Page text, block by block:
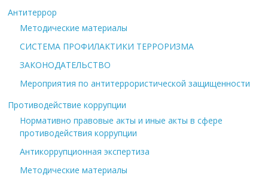
Антитеррор
Методические материалы
СИСТЕМА ПРОФИЛАКТИКИ ТЕРРОРИЗМА
ЗАКОНОДАТЕЛЬСТВО
Мероприятия по антитеррористической защищенности
Противодействие коррупции
Нормативно правовые акты и иные акты в сфере
противодействия коррупции
Антикоррупционная экспертиза
Методические материалы